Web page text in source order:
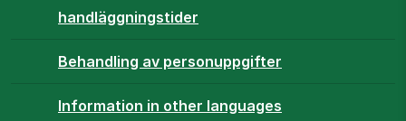
handläggningstider
Behandling av personuppgifter
Information in other languages